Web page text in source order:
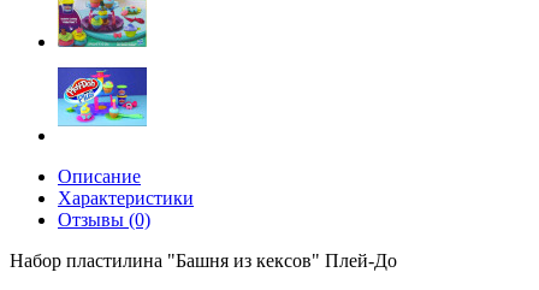
Описание
Характеристики
Отзывы (0)
Набор пластилина "Башня из кексов" Плей-До